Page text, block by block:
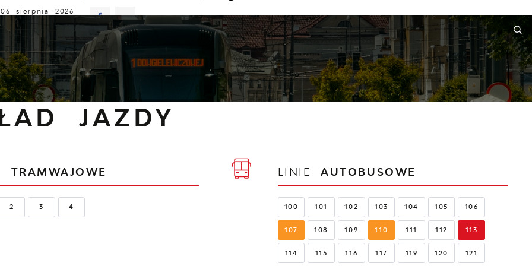
sierpnia 2026
25°C KOMUNIKATY NASZA OFERTA INFORMACJE WNIOSKI I REKLAMACJE KONTAKT
jazdy
JAZDY
TRAMWAJOWE
2 3 4
LINIEAUTOBUSOWE
100 101 102 103 104 105 106
107 108 109 110 111 112 113
114 115 116 117 119 120 121